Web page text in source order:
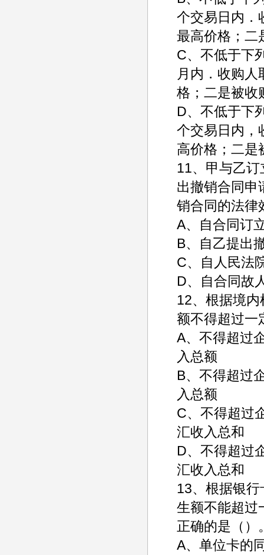
个交易日内．
最高价格；二
C、不低于下
月内．收购
格；二是被收
D、不低于下
个交易日内，
高价格；二是
11、甲与乙
出撤销合同申
销合同的法律
A、自合
B、自乙提出
C、自人民
D、自合同故
12、根据境
额不得超过一
A、不得超过
入总额
B、不得超过
入总额
C、不得超过
汇收入总和
D、不得超过
汇收入总和
13、根据银
生额不能超过
正确的是（）
A、单位卡的